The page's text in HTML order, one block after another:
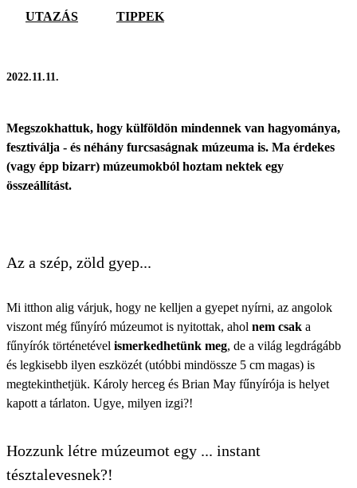
UTAZÁS TIPPEK
2022.11.11.
Megszokhattuk, hogy külföldön mindennek van hagyománya,
fesztiválja - és néhány furcsaságnak múzeuma is. Ma érdekes
(vagy épp bizarr) múzeumokból hoztam nektek egy
összeállítást.
Az a szép, zöld gyep...
Mi itthon alig várjuk, hogy ne kelljen a gyepet nyírni, az angolok
viszont még fűnyíró múzeumot is nyitottak, ahol nem csak a
fűnyírók történetével ismerkedhetünk meg, de a világ legdrágább
és legkisebb ilyen eszközét (utóbbi mindössze 5 cm magas) is
megtekinthetjük. Károly herceg és Brian May fűnyírója is helyet
kapott a tárlaton. Ugye, milyen izgi?!
Hozzunk létre múzeumot egy ... instant
tésztalevesnek?!